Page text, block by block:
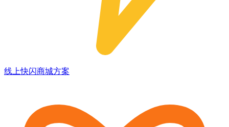
线上快闪商城方案